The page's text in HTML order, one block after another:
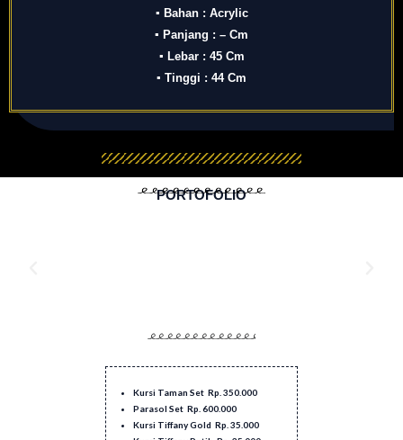
▪ Bahan : Acrylic
▪ Panjang : – Cm
▪ Lebar : 45 Cm
▪ Tinggi : 44 Cm
PORTOFOLIO
HARGA SEWA
Kursi Taman Set Rp. 350.000
Parasol Set Rp. 600.000
Kursi Tiffany Gold Rp. 35.000